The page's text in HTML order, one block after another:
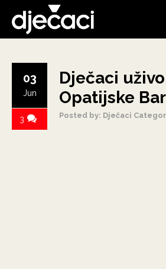
Dječaci uživo
Opatijske
Posted by: Dječaci
03
Jun
3